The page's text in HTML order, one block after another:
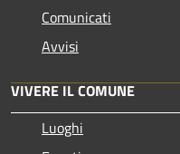
Comunicati
Avvisi
VIVERE IL COMUNE
Luoghi